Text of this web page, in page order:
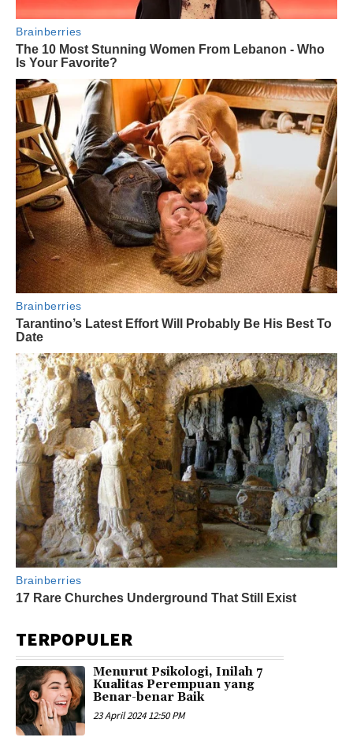
TERPOPULER
Menurut Psikologi, Inilah 7
Kualitas Perempuan yang
Benar-benar Baik
23 April 2024 12:50 PM